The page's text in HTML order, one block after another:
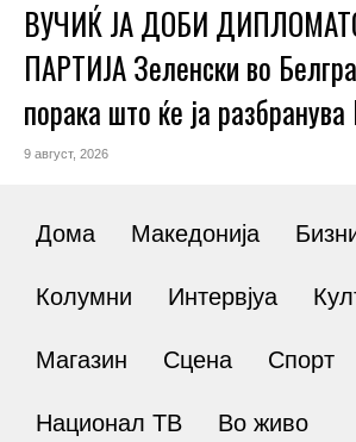
ВУЧИЌ ЈА ДОБИ
ПАРТИЈА Зеленски во
порака што ќе ја разбранува
9 август, 2026
Дома Македонија
Колумни Интервјуа
Магазин Сцена Спорт
Национал ТВ Во живо